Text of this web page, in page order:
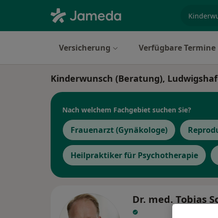
Versicherung Verfügbare Termine
Kinderwunsch (Beratung),
Nach welchem Fachgebiet suchen Sie?
Frauenarzt (Gynäkologe)
Heilpraktiker für Psychotherapie
Dr. med. Tobias